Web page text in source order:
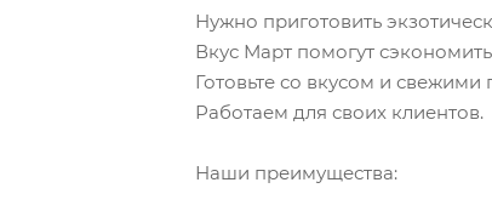
Нужно приготовить
Вкус Март помогут
Готовьте со вкусом и
Работаем для своих клиентов.
Наши преимущества: